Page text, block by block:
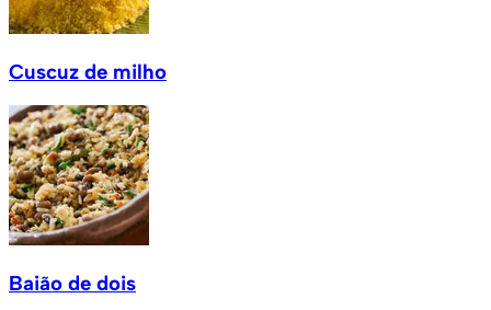
Cuscuz de milho
Baião de dois